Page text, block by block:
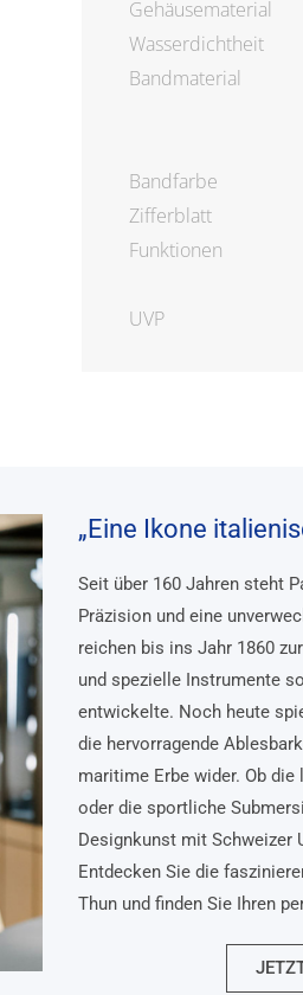
Gehäusematerial
Wasserdichtheit
Bandmaterial
Bandfarbe
Zifferblatt
Funktionen
UVP
„Eine Ikone
Seit über 160 Jahren steht
Präzision und eine
reichen bis ins Jahr 1860
und spezielle Instrumente
entwickelte. Noch heute
die hervorragende
maritime Erbe wider. Ob
oder die sportliche
Designkunst mit Schweizer
Entdecken Sie die
Thun und finden Sie Ihren